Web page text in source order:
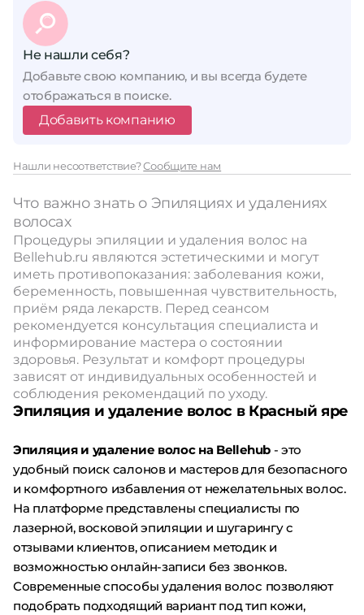
Не нашли себя?
Добавьте свою компанию, и вы всегда будете
отображаться в поиске.
Добавить компанию
Нашли несоответствие?Сообщите нам
Что важно знать о Эпиляциях и удалениях
волосах
Процедуры эпиляции и удаления волос на
Bellehub.ru являются эстетическими и могут
иметь противопоказания: заболевания кожи,
беременность, повышенная чувствительность,
приём ряда лекарств. Перед сеансом
рекомендуется консультация специалиста и
информирование мастера о состоянии
здоровья. Результат и комфорт процедуры
зависят от индивидуальных особенностей и
соблюдения рекомендаций по уходу.
Эпиляция и удаление волос в Красный яре
Эпиляция и удаление волос на Bellehub- это
удобный поиск салонов и мастеров для безопасного
и комфортного избавления от нежелательных волос.
На платформе представлены специалисты по
лазерной, восковой эпиляции и шугарингу с
отзывами клиентов, описанием методик и
возможностью онлайн-записи без звонков.
Современные способы удаления волос позволяют
подобрать подходящий вариант под тип кожи,